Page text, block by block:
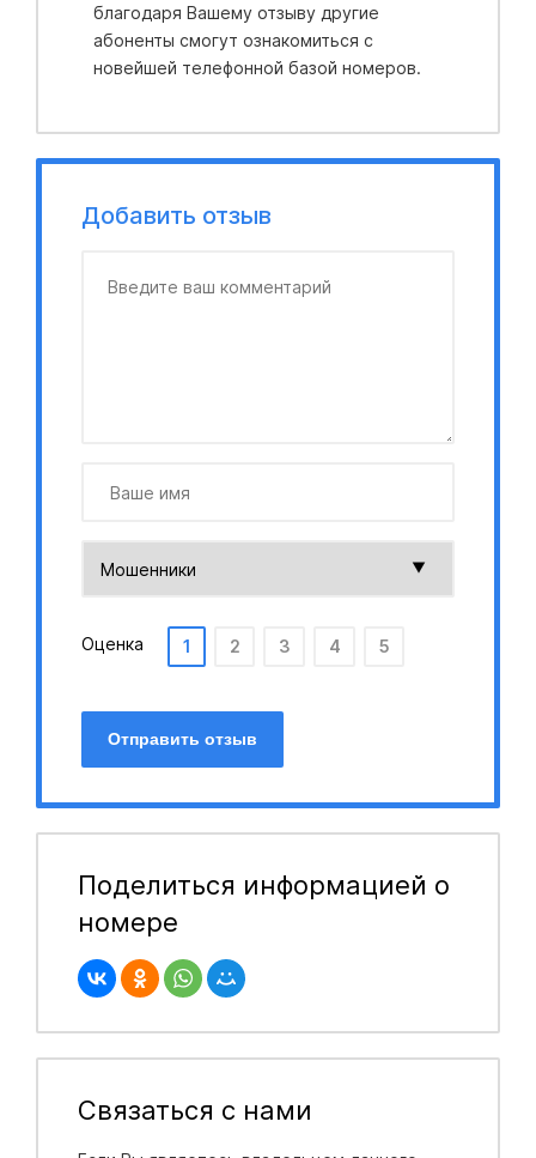
благодаря Вашему отзыву другие
абоненты смогут ознакомиться с
новейшей телефонной базой номеров.
Добавить отзыв
Оценка 1 2 3 4 5
Отправить отзыв
Поделиться информацией о
номере
Связаться с нами